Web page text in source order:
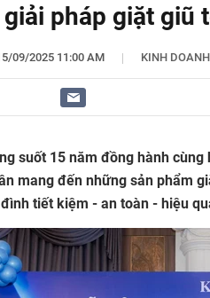
pháp giặt giũ
09/2025 11:00 AM | KINH DOANH
suốt 15 năm đồng hành
mang đến những sản phẩm
tiết kiệm - an toàn - hiệu